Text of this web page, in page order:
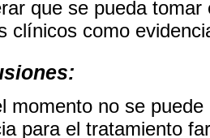
que se pueda
clínicos como
momento no se
para el tratamiento